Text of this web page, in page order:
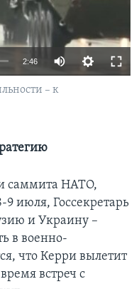
2:46
– к
саммита НАТО,
июля, Госсекретарь
и Украину –
в военно-
что Керри вылетит
встреч с